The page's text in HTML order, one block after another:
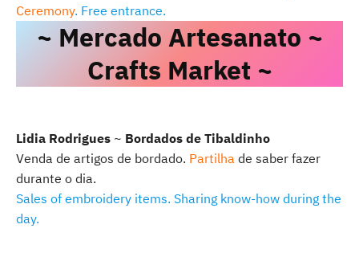
Ceremony. Free entrance.
~ Mercado Artesanato ~
Crafts Market ~
Lidia Rodrigues ~ Bordados de Tibaldinho
Venda de artigos de bordado. Partilha de saber fazer
durante o dia.
Sales of embroidery items. Sharing know-how during the
day.